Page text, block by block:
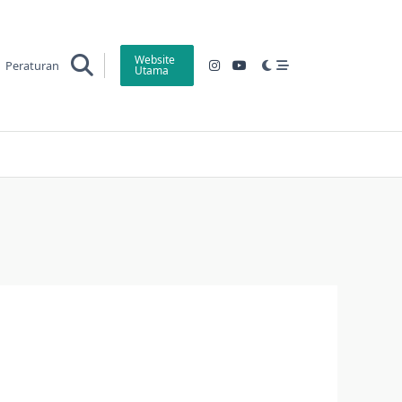
Peraturan Website
Utama